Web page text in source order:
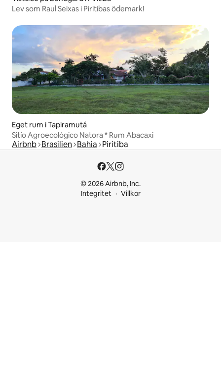
Lev som Raul Seixas i Piritibas ödemark!
Eget rum i Tapiramutá
Sitío Agroecológico Natora * Rum Abacaxi
Airbnb Brasilien Bahia Piritiba
© 2026 Airbnb, Inc.
Integritet
Villkor